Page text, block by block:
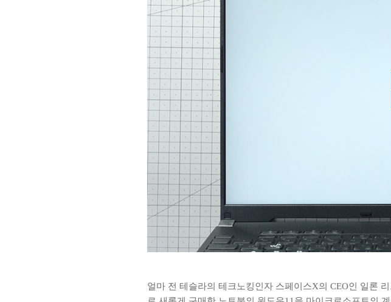
얼마 전 테슬라의 테크노킹인자 스페이스X의 CEO인 일론